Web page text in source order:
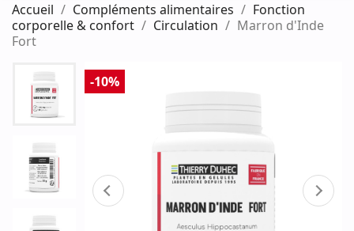
Accueil Compléments alimentaires
Fonction
corporelle & confort
Circulation
Marron d'Inde
Fort
-10%